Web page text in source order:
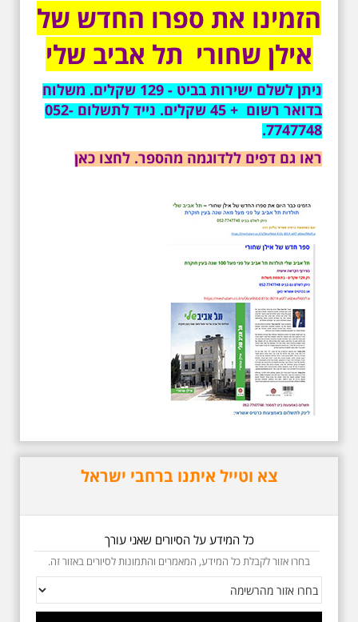
3.7.2026 - שישי בבוקר ב
10:00 אריק איינשטיין
סיור בסימן עשור
לפטירתו. סיור מיוחד
בעקבות חייו ושיריו -
עטור מצחך זהב שחור
תחנות תל אביביות מחייו
תוצרת הארץ
סיור מיוחד לזכרו של אריק איינשטיין,
בעקבות שתיים עשרה שנים
לפטירתו. סיור באחדים מתחנותיו של
אריק איינשטיין בתל-אביב. החל
ממקום ילדותו, דרך המקומות שהזכיר
בשיריו. מקום עליהם חלם והתגעגע.
נתחיל מבית הולדתו ברחוב גורדון.
נשמע אחדים משיריו של אריק
איינשטיין ונסיים את הסיור ליד קברו
בבית הקברות טרומפלדור. תוצרת
הארץ
ב-10:00 אריק איינשטיין
וגם קצת אלתרמן סיור
מיוחד בעקבות חייו
ושיריוו - עטור מצחך זהב
שחור תחנות תל אביביות
מחייו של אריק איינשטיין -
מתאים גם למשפחות -
תוצרת הארץ
הזמינו את ספרו החדש של
אילן שחורי תל אביב שלי
ניתן לשלם ישירות בביט - 129 שקלים. משלוח
בדואר רשום + 45 שקלים. נייד לתשלום 052-
7747748.
ראו גם דפים ללדוגמה מהספר. לחצו כאן
צא וטייל איתנו ברחבי ישראל
כל המידע על הסיורים שאני עורך
בחרו אזור לקבלת כל המידע, המאמרים והתמונות לסיורים באזור זה.